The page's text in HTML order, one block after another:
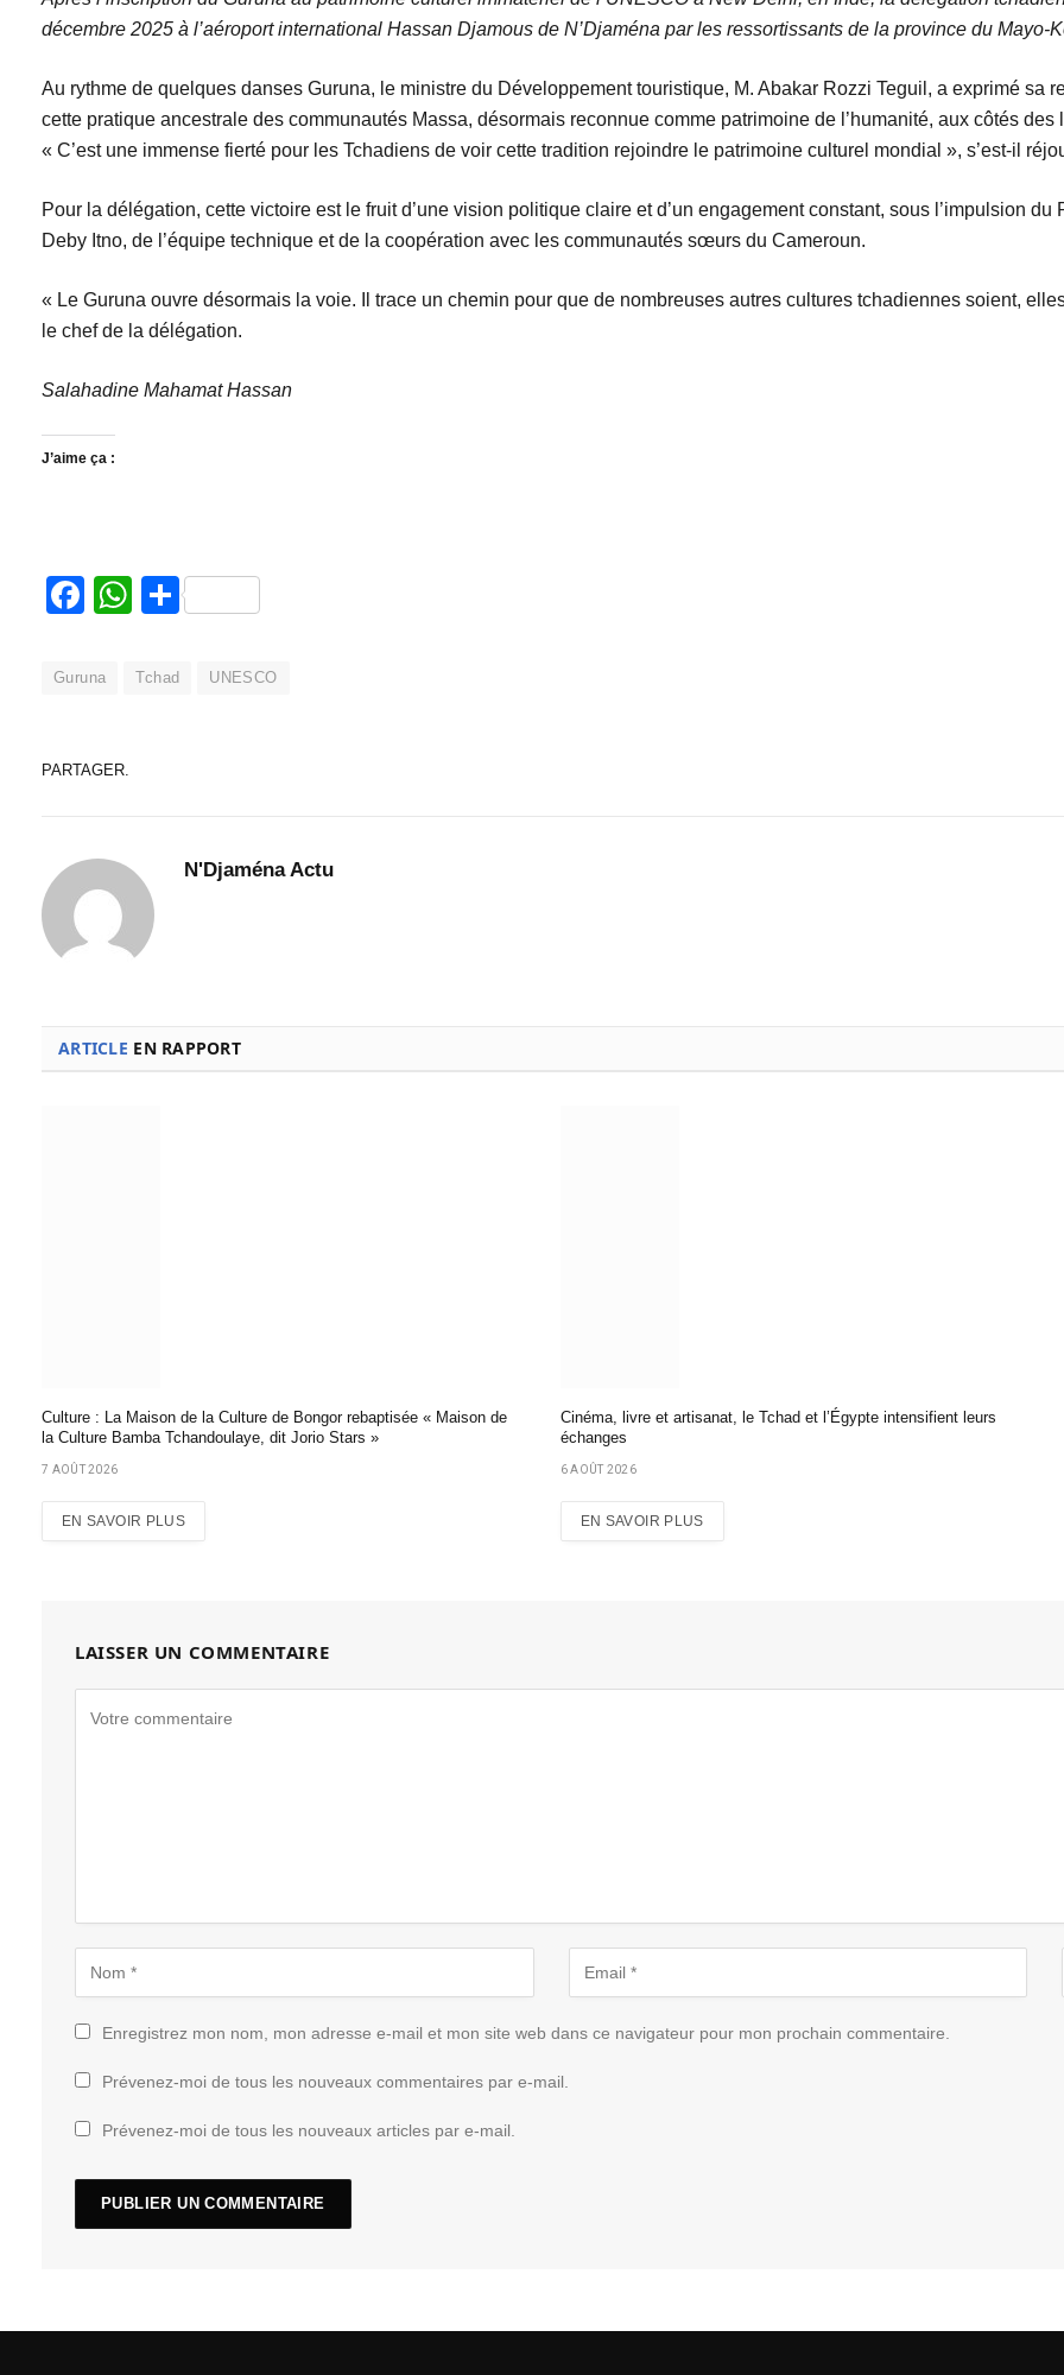
décembre 2025 à l’aéroport international Hassan Djamous de N’Djaména par les ressortissants de la province du Mayo-
Au rythme de quelques danses Guruna, le ministre du Développement touristique, M. Abakar Rozzi Teguil, a exprimé sa
cette pratique ancestrale des communautés Massa, désormais reconnue comme patrimoine de l’humanité, aux côtés
« C’est une immense fierté pour les Tchadiens de voir cette tradition rejoindre le patrimoine culturel mondial », s’est-il
Pour la délégation, cette victoire est le fruit d’une vision politique claire et d’un engagement constant, sous l’impulsion
Deby Itno, de l’équipe technique et de la coopération avec les communautés sœurs du Cameroun.
« Le Guruna ouvre désormais la voie. Il trace un chemin pour que de nombreuses autres cultures tchadiennes soient,
le chef de la délégation.
Salahadine Mahamat Hassan
J’aime ça :
Facebook
WhatsApp
Partager
Guruna Tchad UNESCO
PARTAGER.
N'Djaména Actu
ARTICLE EN RAPPORT
Culture : La Maison de la Culture de Bongor rebaptisée « Maison de
la Culture Bamba Tchandoulaye, dit Jorio Stars »
7 AOÛT 2026
EN SAVOIR PLUS
Cinéma, livre et artisanat, le Tchad et l’Égypte intensifient leurs
échanges
6 AOÛT 2026
EN SAVOIR PLUS
LAISSER UN COMMENTAIRE
Enregistrez mon nom, mon adresse e-mail et mon site web dans ce navigateur pour mon prochain commentaire.
Prévenez-moi de tous les nouveaux commentaires par e-mail.
Prévenez-moi de tous les nouveaux articles par e-mail.